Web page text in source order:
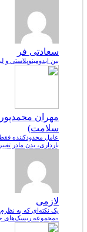
سعادتی فر
بین ابدومینوپلاستی و
مهران
سلامت)
عامل محدودکننده
بارداری، بدن مادر
لازمی
یک نکته‌ای که به
«مجموعه ریسک‌های